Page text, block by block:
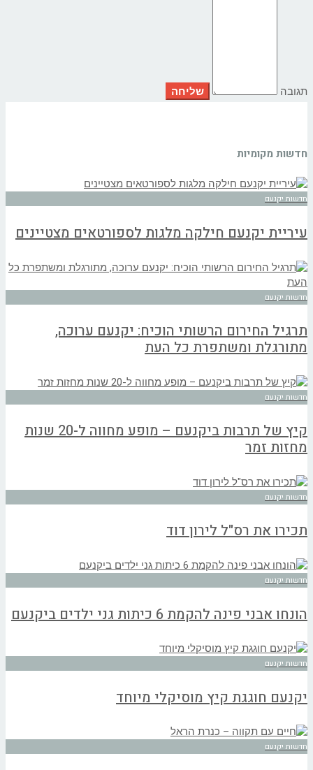
תגובה
חדשות מקומיות
חדשות יקנעם
עיריית יקנעם חילקה מלגות לספורטאים מצטיינים
חדשות יקנעם
תרגיל החירום הרשותי הוכיח: יקנעם ערוכה,
מתורגלת ומשתפרת כל העת
חדשות יקנעם
קיץ של תרבות ביקנעם – מופע מחווה ל-20 שנות
מחזות זמר
חדשות יקנעם
תכירו את רס"ל לירון דוד
חדשות יקנעם
הונחו אבני פינה להקמת 6 כיתות גני ילדים ביקנעם
חדשות יקנעם
יקנעם חוגגת קיץ מוסיקלי מיוחד
חדשות יקנעם